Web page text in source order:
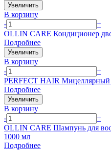
Увеличить
В корзину
-
+
OLLIN CARE Кондиционер
Подробнее
Увеличить
В корзину
-
+
PERFECT HAIR
Подробнее
Увеличить
В корзину
-
+
OLLIN CARE Шампунь для
1000 мл
Подробнее